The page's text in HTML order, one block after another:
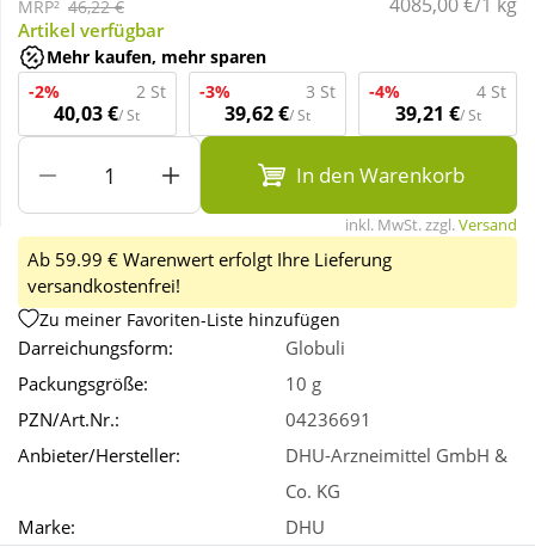
Sport & Fitness
Tierbedarf
Wellness
MRP² 46,22 €
Artikel verfügbar
Mehr kaufen, mehr sparen
-2%
2 St
40,03 €/ St
-3% 3 St
39,62 €/ St
-4% 4 St
39,21 €/ St
In den Warenkorb
inkl. MwSt. zzgl.Versand
Ab 59.99 € Warenwert erfolgt Ihre Lieferung
versandkostenfrei!
Zu meiner Favoriten-Liste hinzufügen
Darreichungsform:
Globuli
Packungsgröße:
10 g
PZN/Art.Nr.:
04236691
Anbieter/Hersteller:
DHU-Arzneimittel GmbH &
Co. KG
Marke:
DHU